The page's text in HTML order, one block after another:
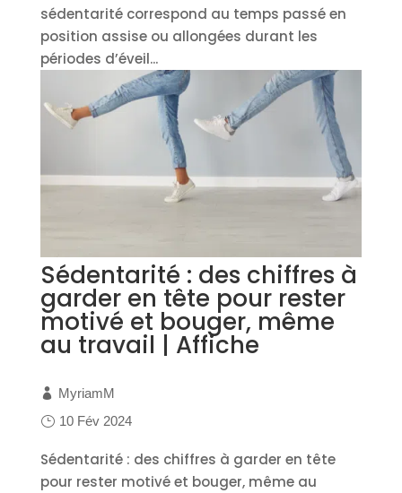
sédentarité correspond au temps passé en
position assise ou allongées durant les
périodes d’éveil...
Sédentarité : des chiffres à
garder en tête pour rester
motivé et bouger, même
au travail | Affiche
MyriamM
10 Fév 2024
Sédentarité : des chiffres à garder en tête
pour rester motivé et bouger, même au